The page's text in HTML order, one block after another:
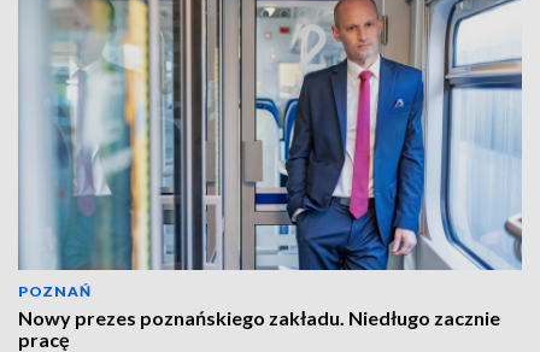
POZNAŃ
Nowy prezes poznańskiego zakładu. Niedługo zacznie
pracę